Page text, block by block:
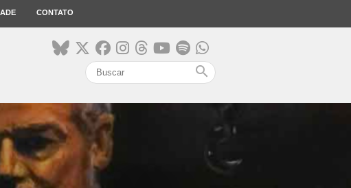
CONTATO
search